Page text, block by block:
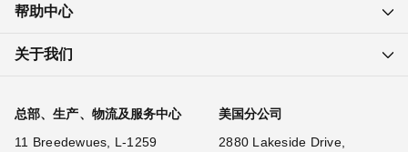
帮助中心
关于我们
总部、生产、物流及服务中心
11 Breedewues, L-1259
美国分公司
2880 Lakeside Drive,